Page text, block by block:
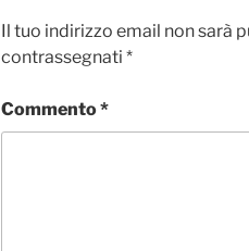
Il tuo indirizzo email non sarà
contrassegnati *
Commento*